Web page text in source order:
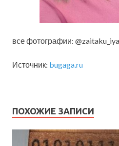
все фотографии:
Источник: bugaga.ru
ПОХОЖИЕ ЗАПИСИ